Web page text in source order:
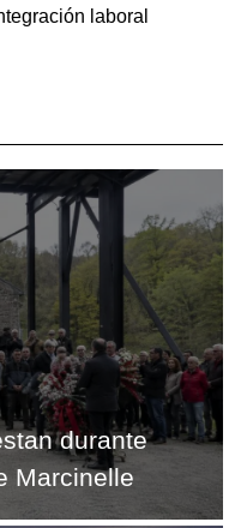
laboral
durante
Marcinelle